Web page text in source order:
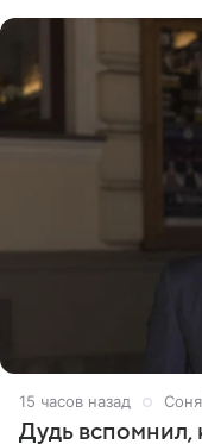
15 часов назад
Дудь вспомнил,